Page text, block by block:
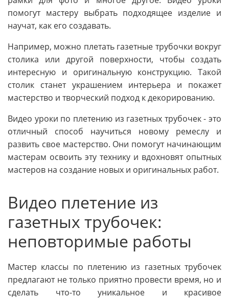
помогут мастеру выбрать подходящее изделие и
научат, как его создавать.
Например, можно плетать газетные трубочки вокруг
столика или другой поверхности, чтобы создать
интересную и оригинальную конструкцию. Такой
столик станет украшением интерьера и покажет
мастерство и творческий подход к декорированию.
Видео уроки по плетению из газетных трубочек - это
отличный способ научиться новому ремеслу и
развить свое мастерство. Они помогут начинающим
мастерам освоить эту технику и вдохновят опытных
мастеров на создание новых и оригинальных работ.
Видео плетение из
газетных трубочек:
неповторимые работы
Мастер классы по плетению из газетных трубочек
предлагают не только приятно провести время, но и
сделать что-то уникальное и красивое